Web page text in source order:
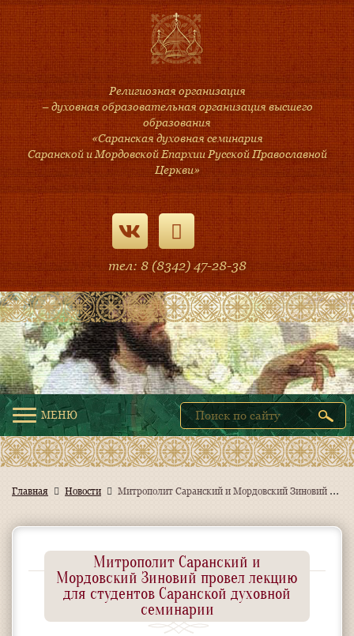
Религиозная организация
– духовная образовательная организация высшего
образования
«Саранская духовная семинария
Саранской и Мордовской Епархии Русской Православной
Церкви»
тел: 8 (8342) 47-28-38
МЕНЮ
Главная Новости М
итрополит Саранский и Мордовский Зиновий провел лекцию для студентов Саранской духовной семинарии
Митрополит Саранский и
Мордовский Зиновий провел лекцию
для студентов Саранской духовной
семинарии